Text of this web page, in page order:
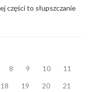
części to słupszczanie
8 9 10
11
18 19 20 21